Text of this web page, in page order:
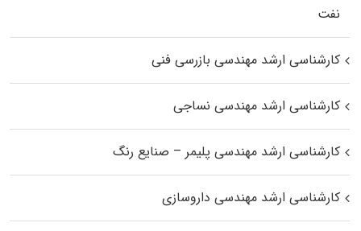
نفت
کارشناسی ارشد مهندسی بازرسی فنی
کارشناسی ارشد مهندسی نساجی
کارشناسی ارشد مهندسی پلیمر – صنایع رنگ
کارشناسی ارشد مهندسی داروسازی